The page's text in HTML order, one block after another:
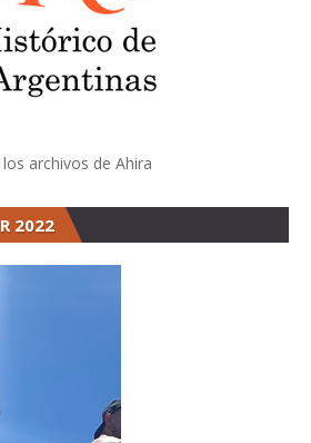
archivos de Ahira
2022